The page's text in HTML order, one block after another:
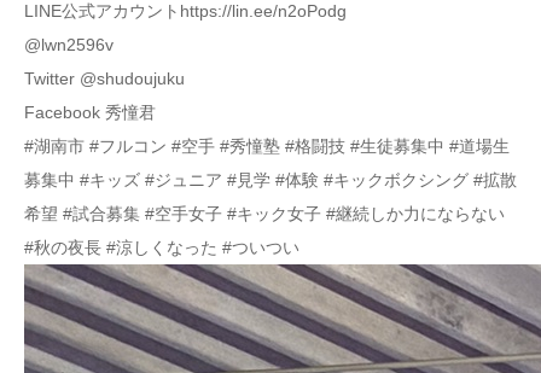
LINE公式アカウントhttps://lin.ee/n2oPodg
@lwn2596v
Twitter @shudoujuku
Facebook 秀憧君
#湖南市 #フルコン #空手 #秀憧塾 #格闘技 #生徒募集中 #道場生
募集中 #キッズ #ジュニア #見学 #体験 #キックボクシング #拡散
希望 #試合募集 #空手女子 #キック女子 #継続しか力にならない
#秋の夜長 #涼しくなった #ついつい